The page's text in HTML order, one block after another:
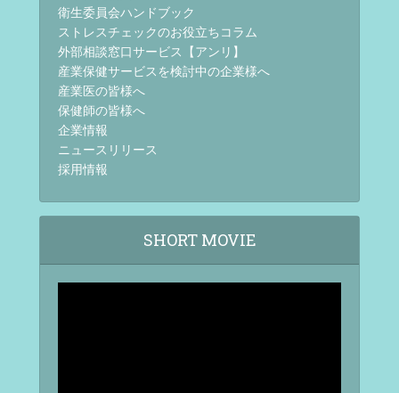
衛生委員会ハンドブック
ストレスチェックのお役立ちコラム
外部相談窓口サービス【アンリ】
産業保健サービスを検討中の企業様へ
産業医の皆様へ
保健師の皆様へ
企業情報
ニュースリリース
採用情報
SHORT MOVIE